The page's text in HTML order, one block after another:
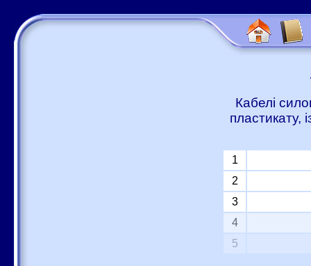
Кабелі
пластикату,
1
2
3
4
5